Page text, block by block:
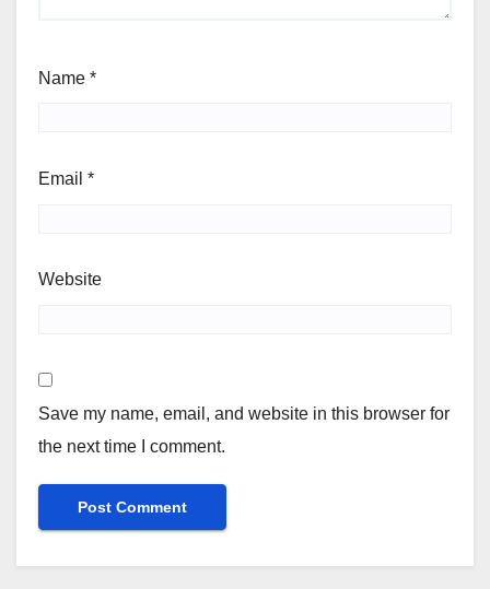
Name *
Email *
Website
Save my name, email, and website in this browser for
the next time I comment.